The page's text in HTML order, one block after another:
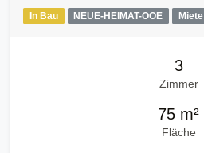
In Bau NEUE-HEIMAT-OOE Miete
3
Zimmer
75 m²
Fläche